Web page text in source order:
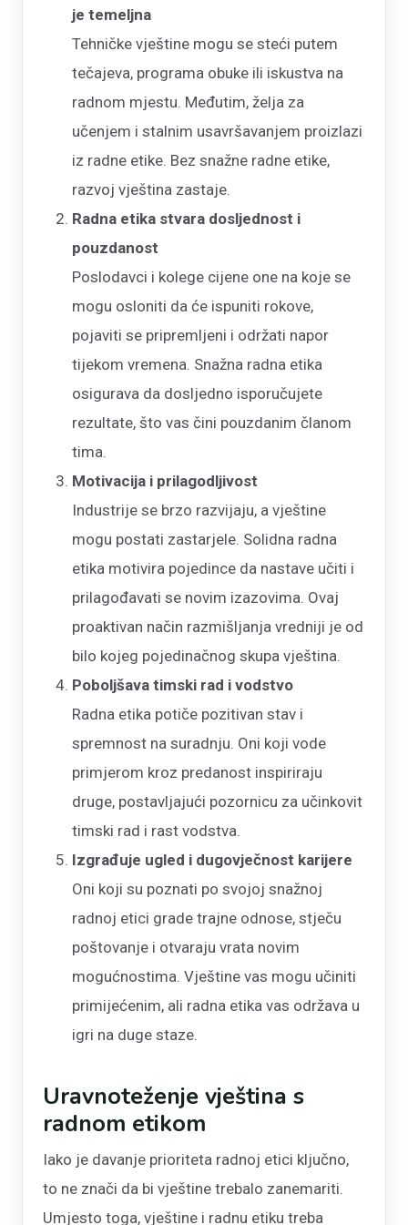
je temeljna
Tehničke vještine mogu se steći putem
tečajeva, programa obuke ili iskustva na
radnom mjestu. Međutim, želja za
učenjem i stalnim usavršavanjem proizlazi
iz radne etike. Bez snažne radne etike,
razvoj vještina zastaje.
Radna etika stvara dosljednost i
pouzdanost
Poslodavci i kolege cijene one na koje se
mogu osloniti da će ispuniti rokove,
pojaviti se pripremljeni i održati napor
tijekom vremena. Snažna radna etika
osigurava da dosljedno isporučujete
rezultate, što vas čini pouzdanim članom
tima.
Motivacija i prilagodljivost
Industrije se brzo razvijaju, a vještine
mogu postati zastarjele. Solidna radna
etika motivira pojedince da nastave učiti i
prilagođavati se novim izazovima. Ovaj
proaktivan način razmišljanja vredniji je od
bilo kojeg pojedinačnog skupa vještina.
Poboljšava timski rad i vodstvo
Radna etika potiče pozitivan stav i
spremnost na suradnju. Oni koji vode
primjerom kroz predanost inspiriraju
druge, postavljajući pozornicu za učinkovit
timski rad i rast vodstva.
Izgrađuje ugled i dugovječnost karijere
Oni koji su poznati po svojoj snažnoj
radnoj etici grade trajne odnose, stječu
poštovanje i otvaraju vrata novim
mogućnostima. Vještine vas mogu učiniti
primijećenim, ali radna etika vas održava u
igri na duge staze.
Uravnoteženje vještina s
radnom etikom
Iako je davanje prioriteta radnoj etici ključno,
to ne znači da bi vještine trebalo zanemariti.
Umjesto toga, vještine i radnu etiku treba